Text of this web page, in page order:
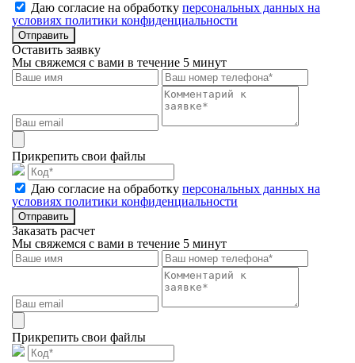
Даю согласие на обработку персональных данных на
условиях политики конфиденциальности
Отправить
Оставить заявку
Мы свяжемся с вами в течение 5 минут
Прикрепить свои файлы
Даю согласие на обработку персональных данных на
условиях политики конфиденциальности
Отправить
Заказать расчет
Мы свяжемся с вами в течение 5 минут
Прикрепить свои файлы